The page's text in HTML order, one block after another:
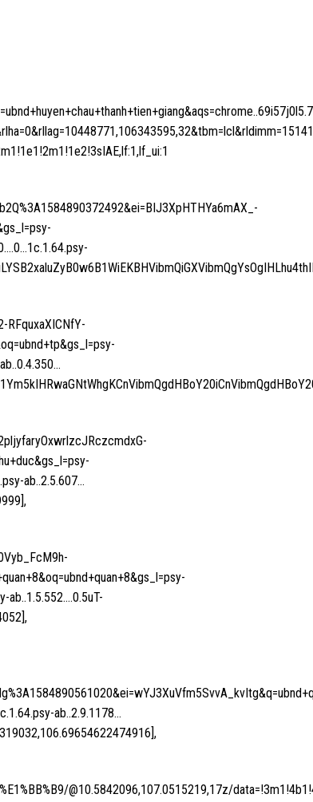
ab..2.5.607…
ab..1.5.552….0.5uT-
ab..2.9.1178…
@10.5842096,107.0515219,17z/